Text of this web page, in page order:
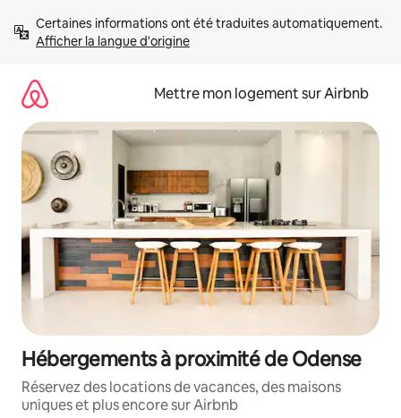
directement
Afficher la langue d'origine
Mettre mon logement sur Airbnb
Hébergements à proximité de Odense
Réservez des locations de vacances, des maisons
uniques et plus encore sur Airbnb